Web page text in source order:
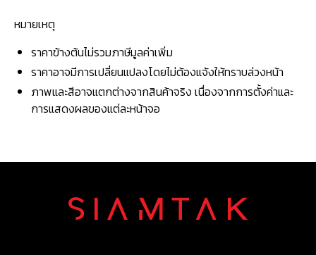
หมายเหตุ
ราคาข้างต้นไม่รวมภาษีมูลค่าเพิ่ม
ราคาอาจมีการเปลี่ยนแปลงโดยไม่ต้องแจ้งให้ทราบล่วงหน้า
ภาพและสีอาจแตกต่างจากสินค้าจริง เนื่องจากการตั้งค่าและ
การแสดงผลของแต่ละหน้าจอ